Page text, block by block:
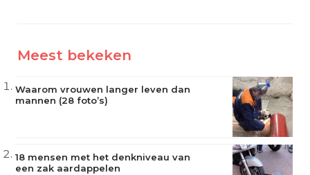
Meest bekeken
Waarom vrouwen langer leven dan
mannen (28 foto’s)
18 mensen met het denkniveau van
een zak aardappelen